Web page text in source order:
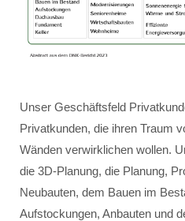
Unser Geschäftsfeld
Privatkunden, die ihren Traum
Wänden verwirklichen wollen.
die 3D-Planung, die Planung,
Neubauten, dem Bauen im
Aufstockungen, Anbauten und